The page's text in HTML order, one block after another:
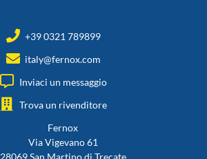
+39 0321 789899
italy@fernox.com
Inviaci un messaggio
Trova un rivenditore
Fernox
Via Vigevano 61
28069 San Martino di Trecate